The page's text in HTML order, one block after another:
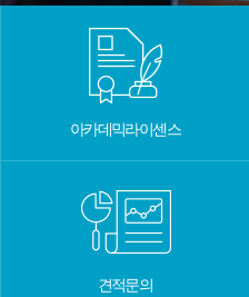
아카데믹라이센스
견적문의